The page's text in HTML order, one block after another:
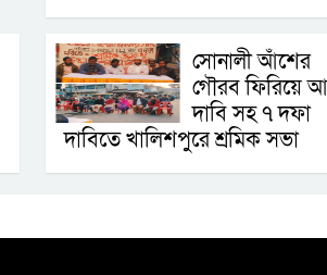
সোনালী আঁশের
গৌরব ফিরিয়ে
দাবি সহ ৭ দফা
দাবিতে খালিশপুরে শ্রমিক সভা